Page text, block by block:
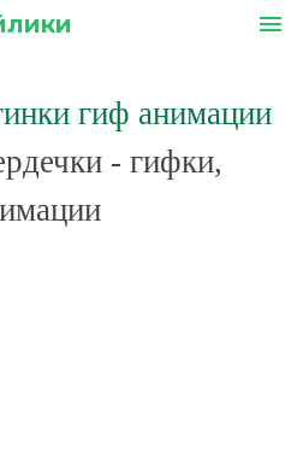
menu
гиф анимации
- гифки,